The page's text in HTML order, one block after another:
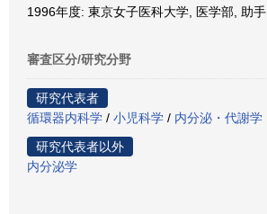
1996年度: 東京女子医科大学, 医学部, 助手
審査区分/研究分野
研究代表者
循環器内科学 / 小児科学 / 内分泌・代謝学
研究代表者以外
内分泌学